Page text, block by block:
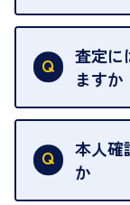
可能な限
グオフが
契約破棄
きます。
売却当日
出張買取
一切いた
だけない
ございま
査定に
ますか
お品物の
取の場合
お品物の
本人確
か